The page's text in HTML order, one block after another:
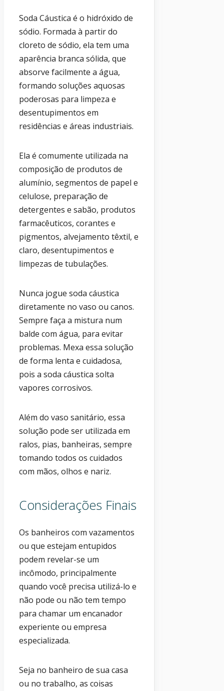
Soda Cáustica é o hidróxido de
sódio. Formada à partir do
cloreto de sódio, ela tem uma
aparência branca sólida, que
absorve facilmente a água,
formando soluções aquosas
poderosas para limpeza e
desentupimentos em
residências e áreas industriais.
Ela é comumente utilizada na
composição de produtos de
alumínio, segmentos de papel e
celulose, preparação de
detergentes e sabão, produtos
farmacêuticos, corantes e
pigmentos, alvejamento têxtil, e
claro, desentupimentos e
limpezas de tubulações.
Nunca jogue soda cáustica
diretamente no vaso ou canos.
Sempre faça a mistura num
balde com água, para evitar
problemas. Mexa essa solução
de forma lenta e cuidadosa,
pois a soda cáustica solta
vapores corrosivos.
Além do vaso sanitário, essa
solução pode ser utilizada em
ralos, pias, banheiras, sempre
tomando todos os cuidados
com mãos, olhos e nariz.
Considerações Finais
Os banheiros com vazamentos
ou que estejam entupidos
podem revelar-se um
incômodo, principalmente
quando você precisa utilizá-lo e
não pode ou não tem tempo
para chamar um encanador
experiente ou empresa
especializada.
Seja no banheiro de sua casa
ou no trabalho, as coisas